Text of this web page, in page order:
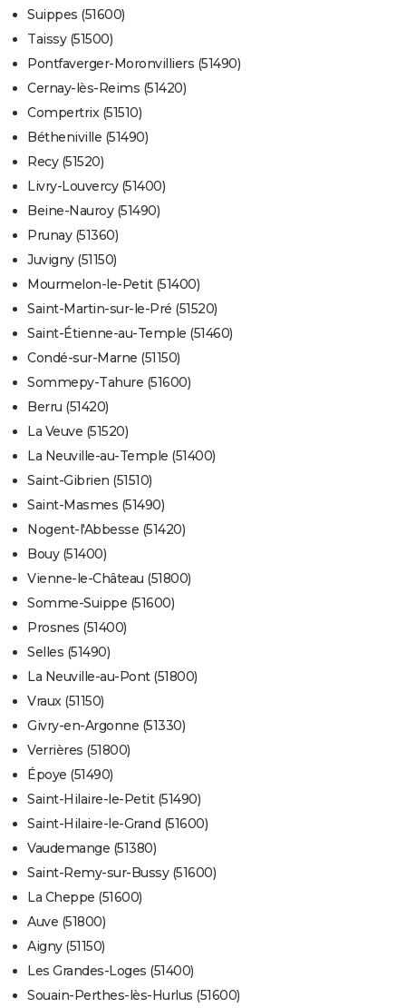
Suippes (51600)
Taissy (51500)
Pontfaverger-Moronvilliers (51490)
Cernay-lès-Reims (51420)
Compertrix (51510)
Bétheniville (51490)
Recy (51520)
Livry-Louvercy (51400)
Beine-Nauroy (51490)
Prunay (51360)
Juvigny (51150)
Mourmelon-le-Petit (51400)
Saint-Martin-sur-le-Pré (51520)
Saint-Étienne-au-Temple (51460)
Condé-sur-Marne (51150)
Sommepy-Tahure (51600)
Berru (51420)
La Veuve (51520)
La Neuville-au-Temple (51400)
Saint-Gibrien (51510)
Saint-Masmes (51490)
Nogent-l'Abbesse (51420)
Bouy (51400)
Vienne-le-Château (51800)
Somme-Suippe (51600)
Prosnes (51400)
Selles (51490)
La Neuville-au-Pont (51800)
Vraux (51150)
Givry-en-Argonne (51330)
Verrières (51800)
Époye (51490)
Saint-Hilaire-le-Petit (51490)
Saint-Hilaire-le-Grand (51600)
Vaudemange (51380)
Saint-Remy-sur-Bussy (51600)
La Cheppe (51600)
Auve (51800)
Aigny (51150)
Les Grandes-Loges (51400)
Souain-Perthes-lès-Hurlus (51600)